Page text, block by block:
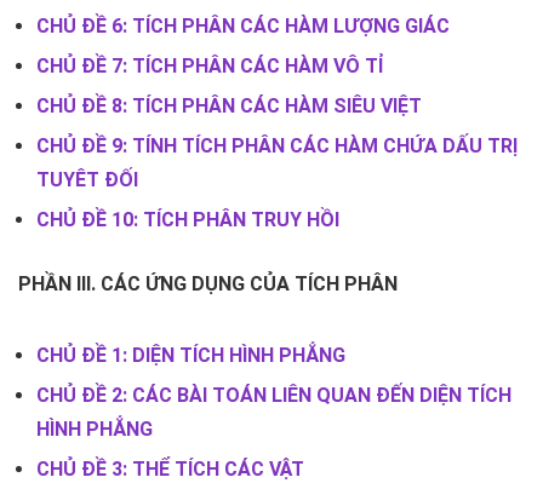
CHỦ ĐỀ 6: TÍCH PHÂN CÁC HÀM LƯỢNG GIÁC
CHỦ ĐỀ 7: TÍCH PHÂN CÁC HÀM VÔ TỈ
CHỦ ĐỀ 8: TÍCH PHÂN CÁC HÀM SIÊU VIỆT
CHỦ ĐỀ 9: TÍNH TÍCH PHÂN CÁC HÀM CHỨA DẤU TRỊ
TUYÊT ĐỐI
CHỦ ĐỀ 10: TÍCH PHÂN TRUY HỒI
PHẦN III. CÁC ỨNG DỤNG CỦA TÍCH PHÂN
CHỦ ĐỀ 1: DIỆN TÍCH HÌNH PHẲNG
CHỦ ĐỀ 2: CÁC BÀI TOÁN LIÊN QUAN ĐẾN DIỆN TÍCH
HÌNH PHẲNG
CHỦ ĐỀ 3: THỂ TÍCH CÁC VẬT